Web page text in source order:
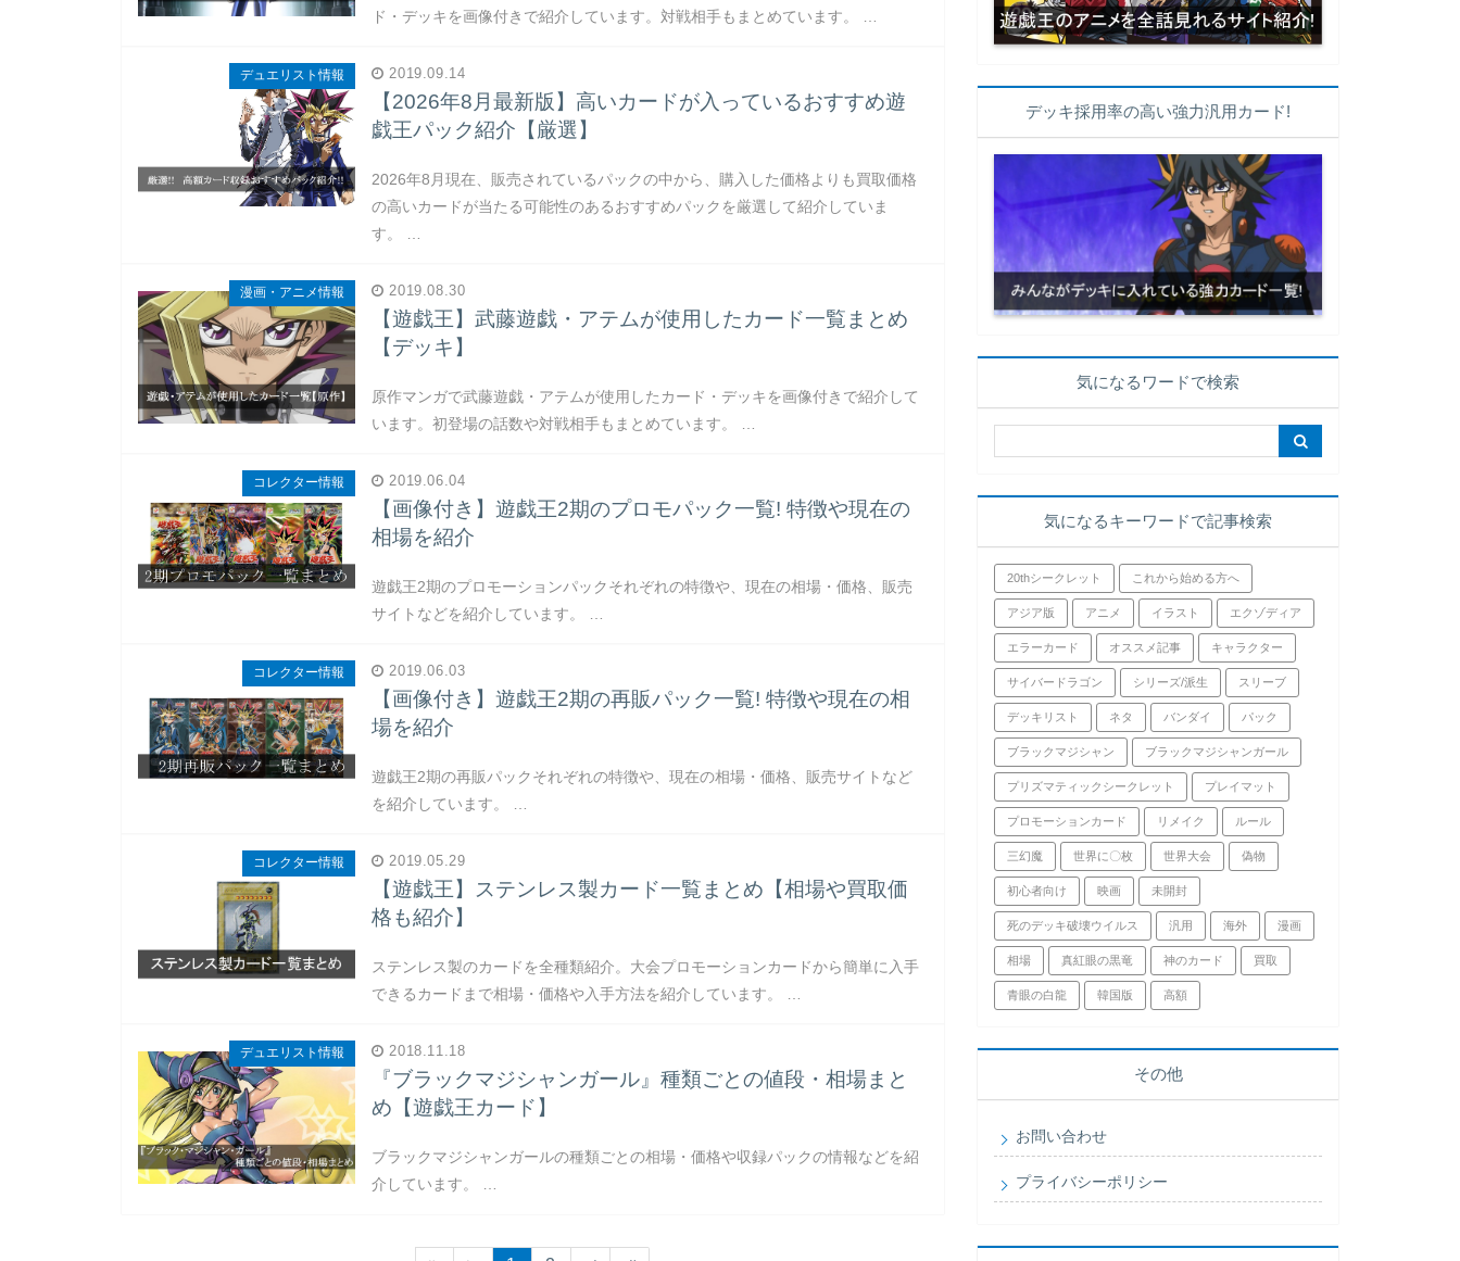
ド・デッキを画像付きで紹介しています。対戦相手もまとめています。 …
デュエリスト情報 2019.09.14
【2026年8月最新版】高いカードが入っているおすすめ遊
戯王パック紹介【厳選】
2026年8月現在、販売されているパックの中から、購入した価格よりも買取価格
の高いカードが当たる可能性のあるおすすめパックを厳選して紹介していま
す。 …
漫画・アニメ情報 2019.08.30
【遊戯王】武藤遊戯・アテムが使用したカード一覧まとめ
【デッキ】
原作マンガで武藤遊戯・アテムが使用したカード・デッキを画像付きで紹介して
います。初登場の話数や対戦相手もまとめています。 …
コレクター情報 2019.06.04
【画像付き】遊戯王2期のプロモパック一覧! 特徴や現在の
相場を紹介
遊戯王2期のプロモーションパックそれぞれの特徴や、現在の相場・価格、販売
サイトなどを紹介しています。 …
コレクター情報 2019.06.03
【画像付き】遊戯王2期の再販パック一覧! 特徴や現在の相
場を紹介
遊戯王2期の再販パックそれぞれの特徴や、現在の相場・価格、販売サイトなど
を紹介しています。 …
コレクター情報 2019.05.29
【遊戯王】ステンレス製カード一覧まとめ【相場や買取価
格も紹介】
ステンレス製のカードを全種類紹介。大会プロモーションカードから簡単に入手
できるカードまで相場・価格や入手方法を紹介しています。 …
デュエリスト情報 2018.11.18
『ブラックマジシャンガール』種類ごとの値段・相場まと
め【遊戯王カード】
ブラックマジシャンガールの種類ごとの相場・価格や収録パックの情報などを紹
介しています。 …
デッキ採用率の高い強力汎用カード!
気になるワードで検索
気になるキーワードで記事検索
20thシークレット これから始める方へ
アジア版 アニメ イラスト エクゾディア
エラーカード オススメ記事 キャラクター
サイバードラゴン シリーズ/派生 スリーブ
デッキリスト ネタ バンダイ パック
ブラックマジシャン ブラックマジシャンガール
プリズマティックシークレット プレイマット
プロモーションカード リメイク ルール
三幻魔 世界に〇枚 世界大会 偽物
初心者向け 映画 未開封
死のデッキ破壊ウイルス 汎用 海外 漫画
相場 真紅眼の黒竜 神のカード 買取
青眼の白龍 韓国版 高額
その他
お問い合わせ
プライバシーポリシー